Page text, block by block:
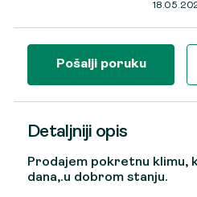
Pošalji poruku
Detaljniji opis
Prodajem pokretnu klimu,
dana,.u dobrom stanju.